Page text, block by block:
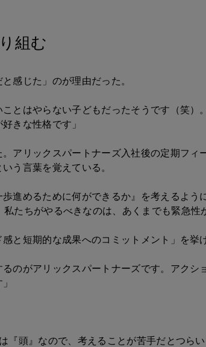
組む
感じた」のが理由だった。
とはやらない子どもだったそうです（笑
きな性格です」
アリックスパートナーズ入社後の定期フィ
う言葉を覚えている。
進めるために何ができるか』を考えるよ
たちがやるべきなのは、あくまでも緊急性
と短期的な成果へのコミットメント」を挙
のがアリックスパートナーズです。アク
『頭』なので、考えることが苦手だとつら